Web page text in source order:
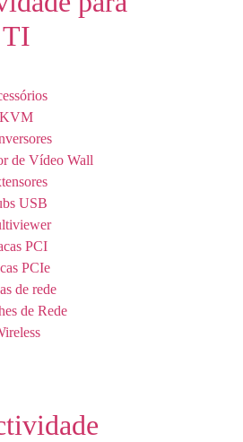
TI
KVM
de Vídeo Wall
USB
PCI
PCIe
de rede
de Rede